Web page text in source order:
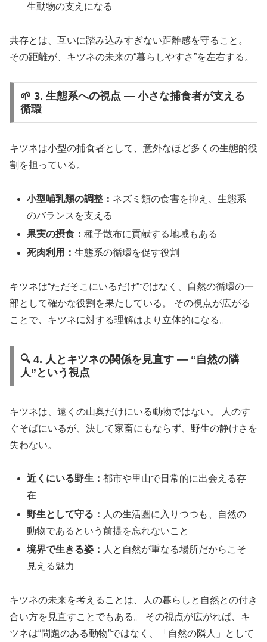
生動物の支えになる
共存とは、互いに踏み込みすぎない距離感を守ること。
その距離が、キツネの未来の“暮らしやすさ”を左右する。
🌱 3. 生態系への視点 ― 小さな捕食者が支える
循環
キツネは小型の捕食者として、意外なほど多くの生態的役
割を担っている。
小型哺乳類の調整： ネズミ類の食害を抑え、生態系
のバランスを支える
果実の摂食：種子散布に貢献する地域もある
死肉利用：生態系の循環を促す役割
キツネは“ただそこにいるだけ”ではなく、自然の循環の一
部として確かな役割を果たしている。 その視点が広がる
ことで、キツネに対する理解はより立体的になる。
🔍 4. 人とキツネの関係を見直す ― “自然の隣
人”という視点
キツネは、遠くの山奥だけにいる動物ではない。 人のす
ぐそばにいるが、決して家畜にもならず、野生の静けさを
失わない。
近くにいる野生：都市や里山で日常的に出会える存
在
野生として守る： 人の生活圏に入りつつも、自然の
動物であるという前提を忘れないこと
境界で生きる姿： 人と自然が重なる場所だからこそ
見える魅力
キツネの未来を考えることは、人の暮らしと自然との付き
合い方を見直すことでもある。 その視点が広がれば、キ
ツネは“問題のある動物”ではなく、「自然の隣人」として